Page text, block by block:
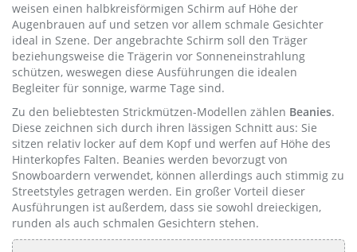
weisen einen halbkreisförmigen Schirm auf Höhe der
Augenbrauen auf und setzen vor allem schmale Gesichter
ideal in Szene. Der angebrachte Schirm soll den Träger
beziehungsweise die Trägerin vor Sonneneinstrahlung
schützen, weswegen diese Ausführungen die idealen
Begleiter für sonnige, warme Tage sind.
Zu den beliebtesten Strickmützen-Modellen zählen Beanies.
Diese zeichnen sich durch ihren lässigen Schnitt aus: Sie
sitzen relativ locker auf dem Kopf und werfen auf Höhe des
Hinterkopfes Falten. Beanies werden bevorzugt von
Snowboardern verwendet, können allerdings auch stimmig zu
Streetstyles getragen werden. Ein großer Vorteil dieser
Ausführungen ist außerdem, dass sie sowohl dreieckigen,
runden als auch schmalen Gesichtern stehen.